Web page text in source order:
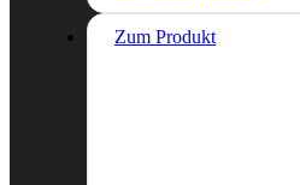
Zum Produkt